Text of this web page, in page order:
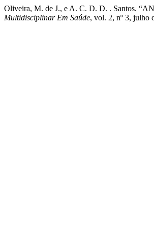
Oliveira, M. de J., e A. C. D. D. . Santos.
Multidisciplinar Em Saúde, vol. 2, nº 3, julho